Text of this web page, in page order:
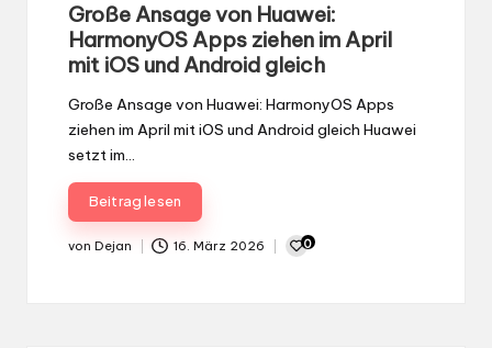
Große Ansage von Huawei:
HarmonyOS Apps ziehen im April
mit iOS und Android gleich
Große Ansage von Huawei: HarmonyOS Apps
ziehen im April mit iOS und Android gleich Huawei
setzt im…
Beitrag lesen
Gepostet
von Dejan 16. März 2026 0